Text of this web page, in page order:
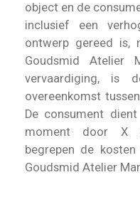
object en de
inclusief een
ontwerp gereed is,
Goudsmid Atelier
vervaardiging, is
overeenkomst
De consument
moment door X
begrepen de
Goudsmid Atelier